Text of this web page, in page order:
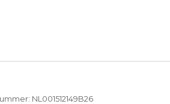
NL001512149B26